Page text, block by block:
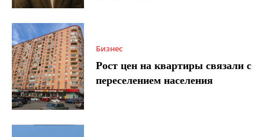
Бизнес
Рост цен на квартиры связали с
переселением населения